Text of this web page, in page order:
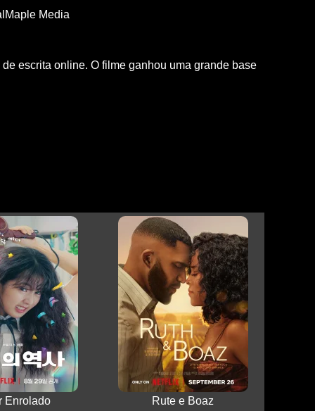
Media
escrita online. O filme ganhou uma grande base
Enrolado Rute e Boaz